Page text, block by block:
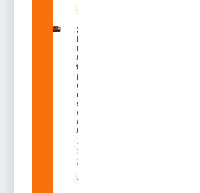
Leia mais »
Juiz
Diego
Moura de
Araújo
toma
posse
como
membro
substituto
do Pleno
do TRE-
AP
7 de
agosto de
2026
Leia mais »